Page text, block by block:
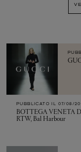
PUBBLICATO IL 07/08/
BOTTEGA VENETA
RTW, Bal Harbour